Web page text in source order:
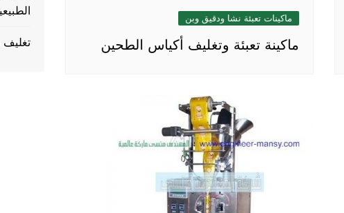
ماكينات تعبئة نشا ودقيق وبن
ماكينة تعبئة وتغليف أكياس الطحين